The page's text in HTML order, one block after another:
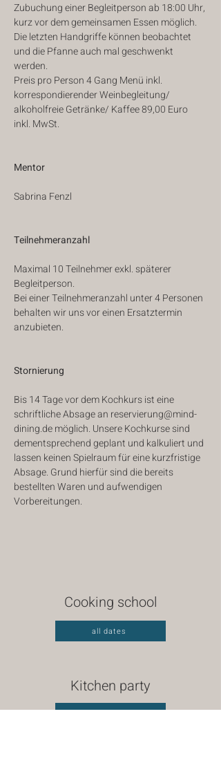
Zubuchung einer Begleitperson ab 18:00 Uhr,
kurz vor dem gemeinsamen Essen möglich.
Die letzten Handgriffe können beobachtet
und die Pfanne auch mal geschwenkt
werden.
Preis pro Person 4 Gang Menü inkl.
korrespondierender Weinbegleitung/
alkoholfreie Getränke/ Kaffee 89,00 Euro
inkl. MwSt.
Mentor
Sabrina Fenzl
Teilnehmeranzahl
Maximal 10 Teilnehmer exkl. späterer
Begleitperson.
Bei einer Teilnehmeranzahl unter 4 Personen
behalten wir uns vor einen Ersatztermin
anzubieten.
Stornierung
Bis 14 Tage vor dem Kochkurs ist eine
schriftliche Absage an reservierung@mind-
dining.de möglich. Unsere Kochkurse sind
dementsprechend geplant und kalkuliert und
lassen keinen Spielraum für eine kurzfristige
Absage. Grund hierfür sind die bereits
bestellten Waren und aufwendigen
Vorbereitungen.
Cooking school
all dates
Kitchen party
all dates